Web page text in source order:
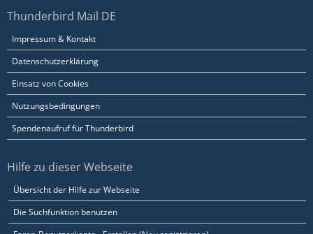
Thunderbird Mail DE
Impressum & Kontakt
Datenschutzerklärung
Einsatz von Cookies
Nutzungsbedingungen
Spendenaufruf für Thunderbird
Hilfe zu dieser Webseite
Übersicht der Hilfe zur Webseite
Die Suchfunktion benutzen